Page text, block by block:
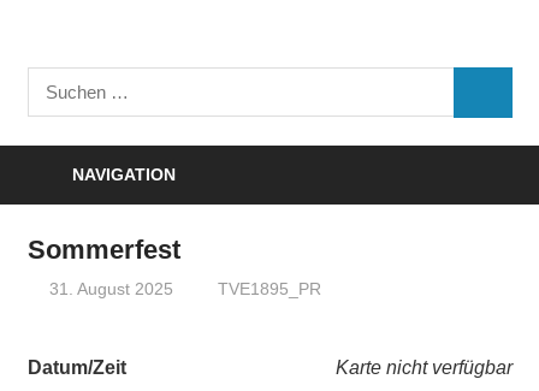
Turnverein
"Frisch
Suchen
nach:
NAVIGATION
Sommerfest
31. August 2025 TVE1895_PR
Karte nicht verfügbar
Datum/Zeit